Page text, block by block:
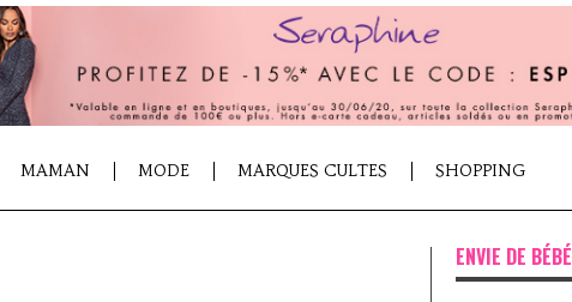
MAMAN MODE MARQUES CULTES SHOPPING
ENVIE DE BÉBÉ